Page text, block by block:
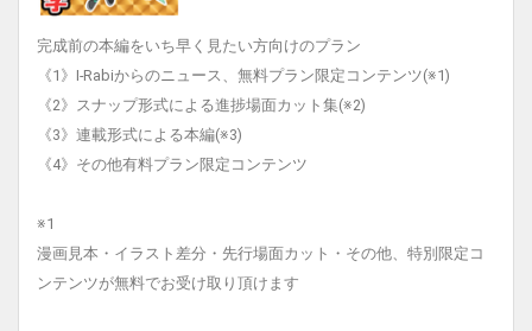
完成前の本編をいち早く見たい方向けのプラン
《1》I-Rabiからのニュース、無料プラン限定コンテンツ(※1)
《2》スナップ形式による進捗場面カット集(※2)
《3》連載形式による本編(※3)
《4》その他有料プラン限定コンテンツ
※1
漫画見本・イラスト差分・先行場面カット・その他、特別限定コ
ンテンツが無料でお受け取り頂けます